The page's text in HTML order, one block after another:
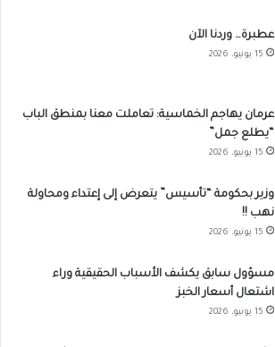
عطبرة… وردنا الآن
15 يونيو، 2026
عرمان يهاجم الخماسية: تعاملت معنا بمنطق الباب
“يطلع جمل”
15 يونيو، 2026
وزير بحكومة “تأسيس” يتعرض إلى إعتداء ومحاولة
نهب !!
15 يونيو، 2026
مسؤول سابق يكشف الأسباب الحقيقية وراء
اشتعال أسعار الخبز
15 يونيو، 2026